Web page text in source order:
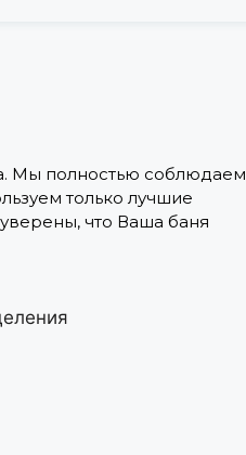
Мы полностью соблюдаем
только лучшие
что Ваша баня